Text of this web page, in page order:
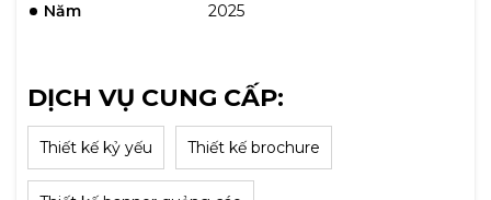
Năm 2025
DỊCH VỤ CUNG CẤP:
Thiết kế kỷ yếu Thiết kế brochure